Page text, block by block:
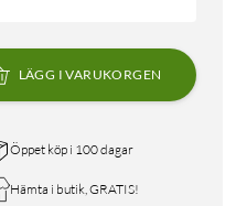
LÄGG I VARUKORGEN
Öppet köp i 100 dagar
Hämta i butik, GRATIS!